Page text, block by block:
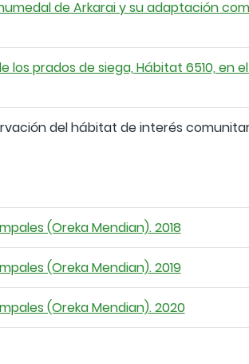
de Arkarai y su adaptación
prados de siega, Hábitat 6510, en
del hábitat de interés
(Oreka Mendian). 2018
(Oreka Mendian). 2019
(Oreka Mendian). 2020